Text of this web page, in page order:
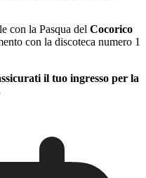
con la Pasqua del Cocorico
con la discoteca numero 1
il tuo ingresso per la